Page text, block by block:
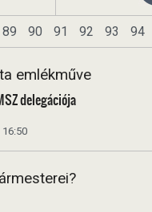
89 90 91 92 93 94
emlékműve
delegációja
16:50